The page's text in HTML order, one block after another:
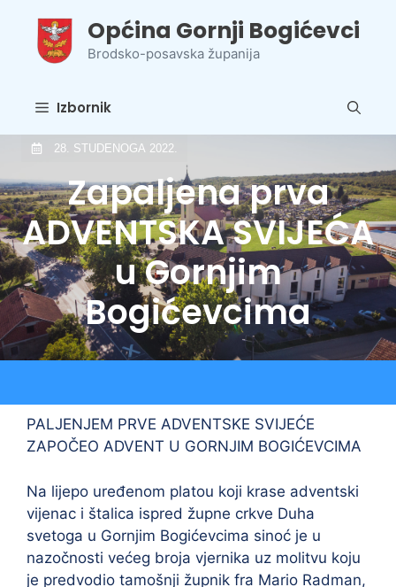
sadržaj
Općina Gornji Bogićevci
Brodsko-posavska županija
Izbornik
28. STUDENOGA 2022.
Zapaljena prva
ADVENTSKA SVIJEĆA
u Gornjim
Bogićevcima
PALJENJEM PRVE ADVENTSKE SVIJEĆE
ZAPOČEO ADVENT U GORNJIM BOGIĆEVCIMA
Na lijepo uređenom platou koji krase adventski
vijenac i štalica ispred župne crkve Duha
svetoga u Gornjim Bogićevcima sinoć je u
nazočnosti većeg broja vjernika uz molitvu koju
je predvodio tamošnji župnik fra Mario Radman,